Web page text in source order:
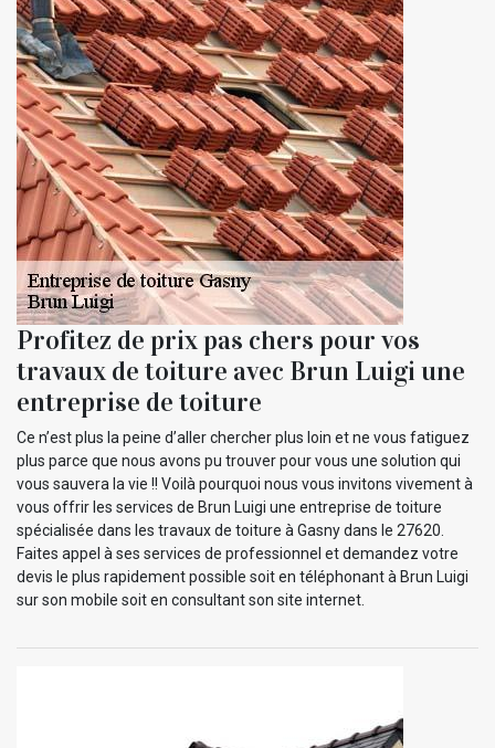
Profitez de prix pas chers pour vos
travaux de toiture avec Brun Luigi une
entreprise de toiture
Ce n’est plus la peine d’aller chercher plus loin et ne vous fatiguez
plus parce que nous avons pu trouver pour vous une solution qui
vous sauvera la vie !! Voilà pourquoi nous vous invitons vivement à
vous offrir les services de Brun Luigi une entreprise de toiture
spécialisée dans les travaux de toiture à Gasny dans le 27620.
Faites appel à ses services de professionnel et demandez votre
devis le plus rapidement possible soit en téléphonant à Brun Luigi
sur son mobile soit en consultant son site internet.